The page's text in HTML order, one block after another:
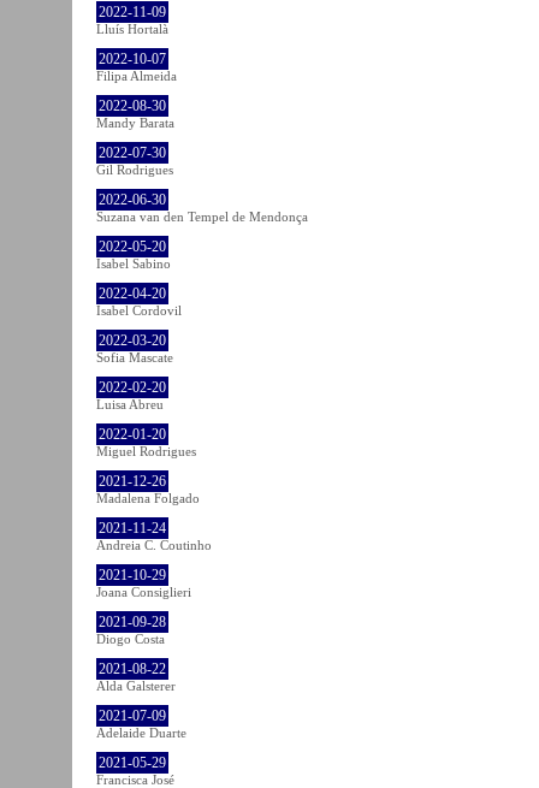
2022-11-09
Lluís Hortalà
2022-10-07
Filipa Almeida
2022-08-30
Mandy Barata
2022-07-30
Gil Rodrigues
2022-06-30
Suzana van den Tempel de Mendonça
2022-05-20
Isabel Sabino
2022-04-20
Isabel Cordovil
2022-03-20
Sofia Mascate
2022-02-20
Luisa Abreu
2022-01-20
Miguel Rodrigues
2021-12-26
Madalena Folgado
2021-11-24
Andreia C. Coutinho
2021-10-29
Joana Consiglieri
2021-09-28
Diogo Costa
2021-08-22
Alda Galsterer
2021-07-09
Adelaide Duarte
2021-05-29
Francisca José